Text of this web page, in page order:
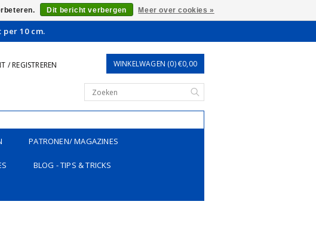
10 cm.
/ REGISTREREN WINKELWAGEN (0) €0,00
PATRONEN/ MAGAZINES
BLOG - TIPS & TRICKS
Dit bericht verbergen Meer over cookies »